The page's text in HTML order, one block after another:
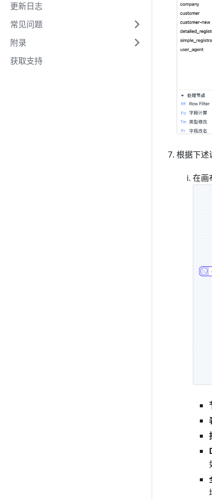
更新日志
常见问题
附录
获取支持
根据下述
在画